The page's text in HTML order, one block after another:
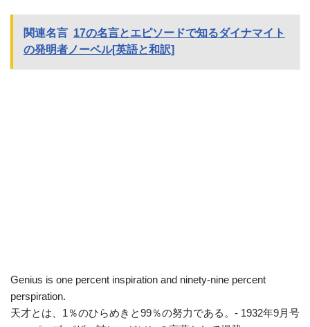
関連名言 17の名言とエピソードで知るダイナマイト
の発明者ノーベル[英語と和訳]
Genius is one percent inspiration and ninety-nine percent
perspiration.
天才とは、1％のひらめきと99％の努力である。- 1932年9月号